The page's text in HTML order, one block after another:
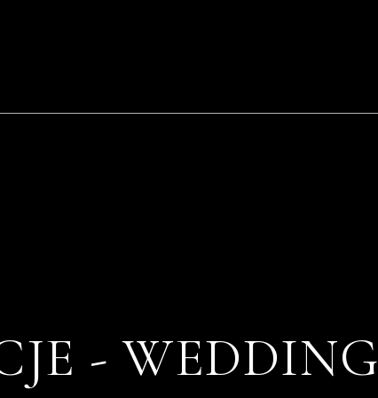
- WEDDING